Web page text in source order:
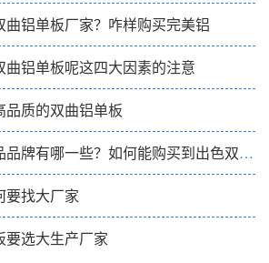
曲铝单板厂家？咋样购买完美铝
曲铝单板呢这四大因素的注意
质的双曲铝单板
双曲铝单板一线产品品牌有哪一些？如何能购买到出色双曲铝单板
要找大厂家
要选大生产厂家